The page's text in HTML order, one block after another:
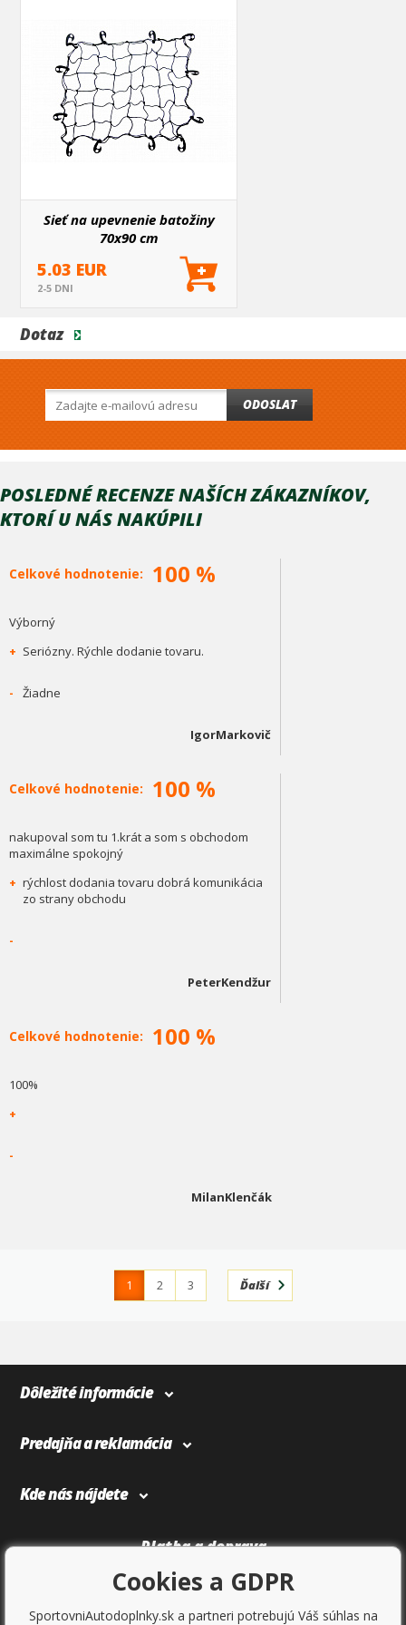
Sieť na upevnenie batožiny
70x90 cm
5.03 EUR
2-5 DNI
Dotaz
ODOSLAT
POSLEDNÉ RECENZE NAŠÍCH ZÁKAZNÍKOV,
KTORÍ U NÁS NAKÚPILI
Celkové hodnotenie: 100 %
Výborný
+ Seriózny. Rýchle dodanie tovaru.
- Žiadne
IgorMarkovič
Celkové hodnotenie: 100 %
nakupoval som tu 1.krát a som s obchodom
maximálne spokojný
+ rýchlost dodania tovaru dobrá komunikácia
zo strany obchodu
-
PeterKendžur
Celkové hodnotenie: 100 %
100%
+
-
MilanKlenčák
1 2
3
Ďalší
Dôležité informácie
Predajňa a reklamácia
Kde nás nájdete
Platba a doprava
Cookies a GDPR
SportovniAutodoplnky.sk a partneri potrebujú Váš súhlas na